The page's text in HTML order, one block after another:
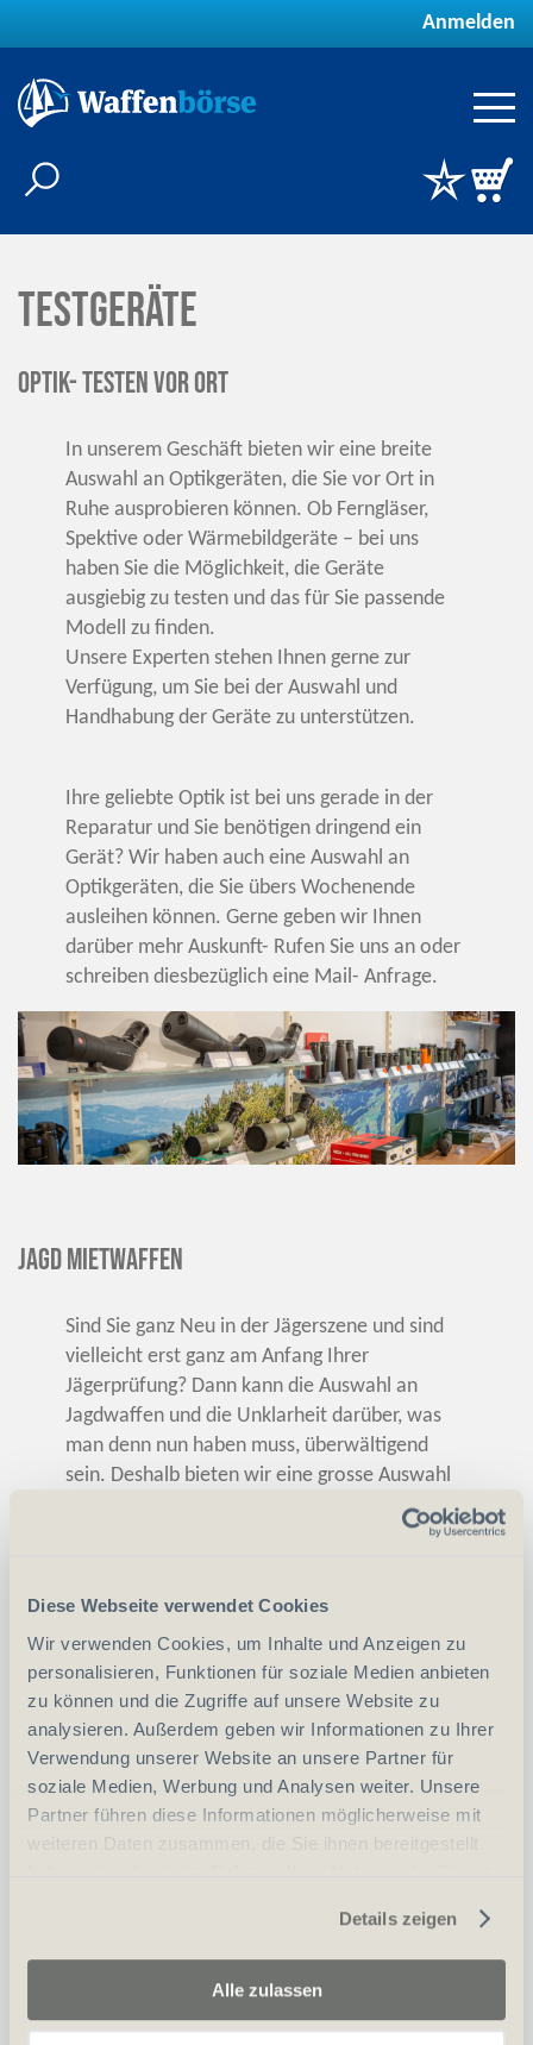
Diese Webseite verwendet Cookies
Wir verwenden Cookies, um Inhalte und Anzeigen zu
personalisieren, Funktionen für soziale Medien anbieten
zu können und die Zugriffe auf unsere Website zu
analysieren. Außerdem geben wir Informationen zu Ihrer
Verwendung unserer Website an unsere Partner für
soziale Medien, Werbung und Analysen weiter. Unsere
Partner führen diese Informationen möglicherweise mit
weiteren Daten zusammen, die Sie ihnen bereitgestellt
Details zeigen
Alle zulassen
Anmelden
Testgeräte
Optik- Testen vor Ort
In unserem Geschäft bieten wir eine breite
Auswahl an Optikgeräten, die Sie vor Ort in
Ruhe ausprobieren können. Ob Ferngläser,
Spektive oder Wärmebildgeräte – bei uns
haben Sie die Möglichkeit, die Geräte
ausgiebig zu testen und das für Sie passende
Modell zu finden.
Unsere Experten stehen Ihnen gerne zur
Verfügung, um Sie bei der Auswahl und
Handhabung der Geräte zu unterstützen.
Ihre geliebte Optik ist bei uns gerade in der
Reparatur und Sie benötigen dringend ein
Gerät? Wir haben auch eine Auswahl an
Optikgeräten, die Sie übers Wochenende
ausleihen können. Gerne geben wir Ihnen
darüber mehr Auskunft- Rufen Sie uns an oder
schreiben diesbezüglich eine Mail- Anfrage.
Jagd Mietwaffen
Sind Sie ganz Neu in der Jägerszene und sind
vielleicht erst ganz am Anfang Ihrer
Jägerprüfung? Dann kann die Auswahl an
Jagdwaffen und die Unklarheit darüber, was
man denn nun haben muss, überwältigend
sein. Deshalb bieten wir eine grosse Auswahl
an Jagd Mietwaffen an. Gerne dürfen Sie sich
diesbezüglich bei uns im Geschäft beraten
finden können. So haben Sie ein Gewehr
können und finden auch gleich heraus, ob das
Modell für Sie passend ist.
Die Monatsmiete einer solchen Mietwaffe
beläuft sich auf CHF 150.- Die Abrechnung
erfolgt, wenn Sie die Waffe zurückbringen.
Beim Kauf einer Neuwaffe wird, bis längstens
Mietwaffen Schiesskeller